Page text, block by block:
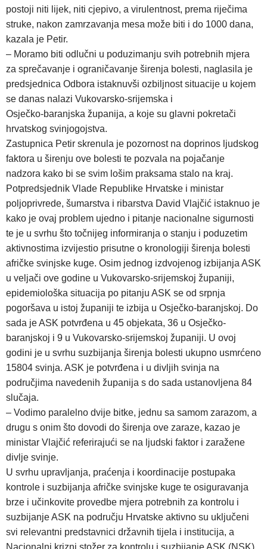
postoji niti lijek, niti cjepivo, a virulentnost, prema riječima
struke, nakon zamrzavanja mesa može biti i do 1000 dana,
kazala je Petir.
– Moramo biti odlučni u poduzimanju svih potrebnih mjera
za sprečavanje i ograničavanje širenja bolesti, naglasila je
predsjednica Odbora istaknuvši ozbiljnost situacije u kojem
se danas nalazi Vukovarsko-srijemska i
Osječko-baranjska županija, a koje su glavni pokretači
hrvatskog svinjogojstva.
Zastupnica Petir skrenula je pozornost na doprinos ljudskog
faktora u širenju ove bolesti te pozvala na pojačanje
nadzora kako bi se svim lošim praksama stalo na kraj.
Potpredsjednik Vlade Republike Hrvatske i ministar
poljoprivrede, šumarstva i ribarstva David Vlajčić istaknuo je
kako je ovaj problem ujedno i pitanje nacionalne sigurnosti
te je u svrhu što točnijeg informiranja o stanju i poduzetim
aktivnostima izvijestio prisutne o kronologiji širenja bolesti
afričke svinjske kuge. Osim jednog izdvojenog izbijanja ASK
u veljači ove godine u Vukovarsko-srijemskoj županiji,
epidemiološka situacija po pitanju ASK se od srpnja
pogoršava u istoj županiji te izbija u Osječko-baranjskoj. Do
sada je ASK potvrđena u 45 objekata, 36 u Osječko-
baranjskoj i 9 u Vukovarsko-srijemskoj županiji. U ovoj
godini je u svrhu suzbijanja širenja bolesti ukupno usmrćeno
15804 svinja. ASK je potvrđena i u divljih svinja na
područjima navedenih županija s do sada ustanovljena 84
slučaja.
– Vodimo paralelno dvije bitke, jednu sa samom zarazom, a
drugu s onim što dovodi do širenja ove zaraze, kazao je
ministar Vlajčić referirajući se na ljudski faktor i zaražene
divlje svinje.
U svrhu upravljanja, praćenja i koordinacije postupaka
kontrole i suzbijanja afričke svinjske kuge te osiguravanja
brze i učinkovite provedbe mjera potrebnih za kontrolu i
suzbijanje ASK na području Hrvatske aktivno su uključeni
svi relevantni predstavnici državnih tijela i institucija, a
Nacionalni krizni stožer za kontrolu i suzbijanje ASK (NSK)